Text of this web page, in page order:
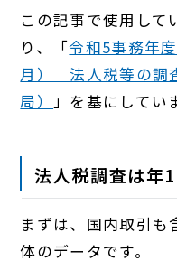
この記事で使用して
り、「令和5事務年
月） 法人税等の調
局）
」を基にしてい
法人税調査は年
まずは、国内取引も
体のデータです。